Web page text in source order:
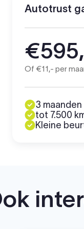
Autotrust
Of €11,- per
3
tot 7.500
Kleine